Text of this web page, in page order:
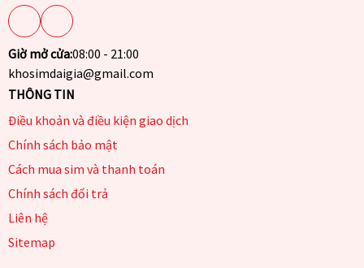
Giờ mở cửa:08:00 - 21:00
khosimdaigia@gmail.com
THÔNG TIN
Điều khoản và điều kiện giao dịch
Chính sách bảo mật
Cách mua sim và thanh toán
Chính sách đổi trả
Liên hệ
Sitemap